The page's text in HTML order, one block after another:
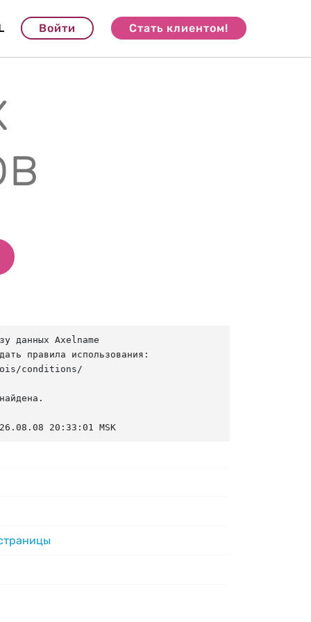
Войти Стать клиентом!
данных Axelname
правила использования:
conditions/
20:33:01 MSK